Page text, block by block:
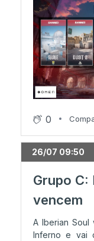
0
26/07 09:50
Grupo C:
vencem
A Iberian Soul
Inferno e vai